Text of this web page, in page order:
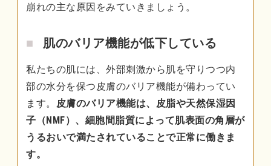
崩れの主な原因をみていきましょう。
肌のバリア機能が低下している
私たちの肌には、外部刺激から肌を守りつつ内
部の水分を保つ皮膚のバリア機能が備わってい
ます。 皮膚のバリア機能は、皮脂や天然保湿因
子（NMF）、細胞間脂質によって肌表面の角層が
うるおいで満たされていることで正常に働きま
す。